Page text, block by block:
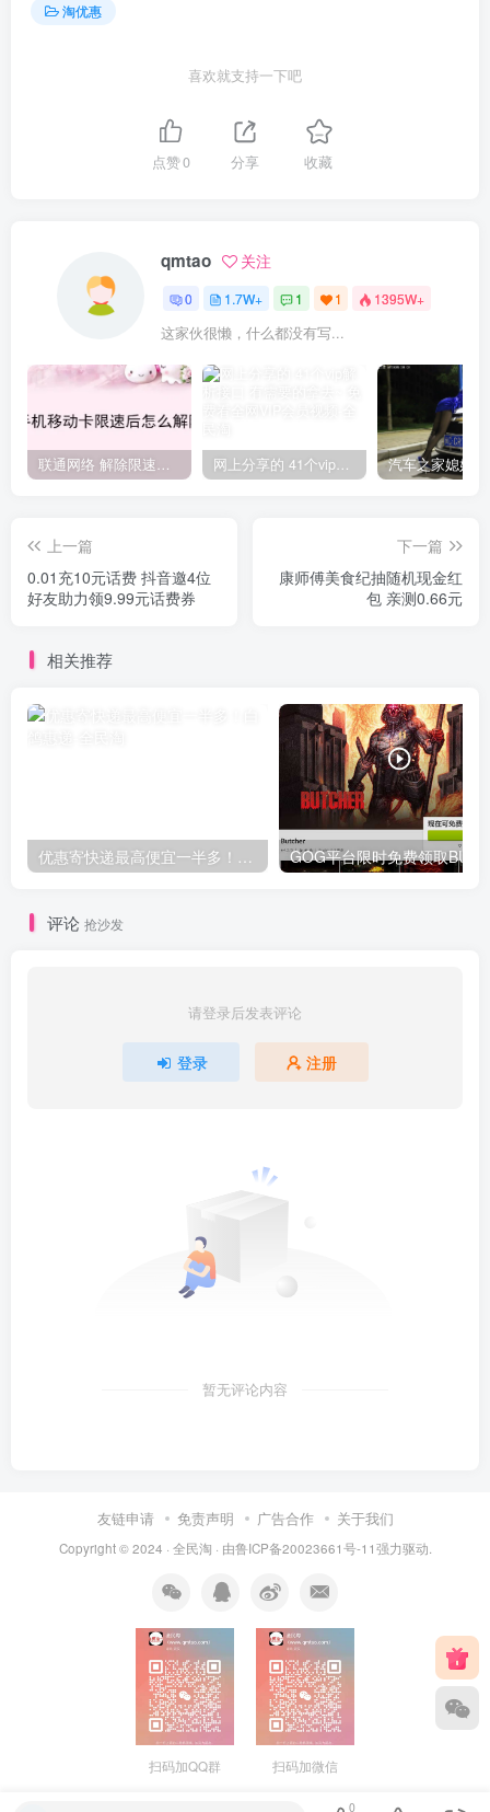
淘优惠
喜欢就支持一下吧
点赞0 分享 收藏
qmtao 关注
0 1.7W+ 1 1 1395W+
这家伙很懒，什么都没有写...
联通网络 解除限速方法参考！畅享、畅玩、老白干等及其它地区自测了 网上分享的 41个vip解析接口 有需要的拿去~ 免费看全网VIP会员视频
上一篇
0.01充10元话费 抖音邀4位
好友助力领9.99元话费券
下一篇
康师傅美食纪抽随机现金红
包 亲测0.66元
相关推荐
评论 抢沙发
请登录后发表评论
登录 注册
暂无评论内容
友链申请 免责声明 广告合作 关于我们
Copyright © 2024 · 全民淘 · 由鲁ICP备20023661号-11强力驱动.
扫码加QQ群 扫码加微信
0